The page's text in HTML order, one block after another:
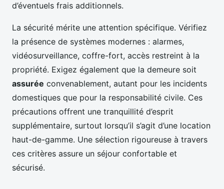
d’éventuels frais additionnels.
La sécurité mérite une attention spécifique. Vérifiez
la présence de systèmes modernes : alarmes,
vidéosurveillance, coffre-fort, accès restreint à la
propriété. Exigez également que la demeure soit
assurée convenablement, autant pour les incidents
domestiques que pour la responsabilité civile. Ces
précautions offrent une tranquillité d’esprit
supplémentaire, surtout lorsqu’il s’agit d’une location
haut-de-gamme. Une sélection rigoureuse à travers
ces critères assure un séjour confortable et
sécurisé.